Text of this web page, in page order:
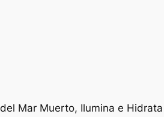
Mar Muerto, Ilumina e